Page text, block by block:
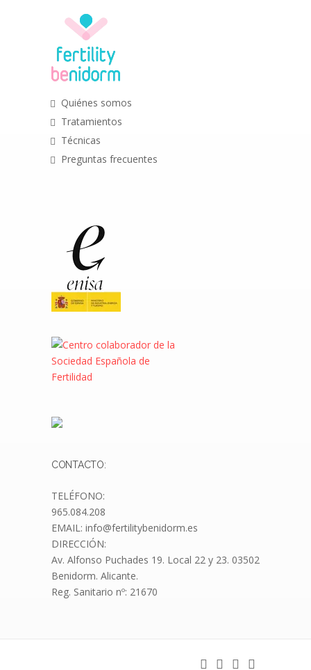
Quiénes somos
Tratamientos
Técnicas
Preguntas frecuentes
CONTACTO:
TELÉFONO:
965.084.208
EMAIL: info@fertilitybenidorm.es
DIRECCIÓN:
Av. Alfonso Puchades 19. Local 22 y 23. 03502
Benidorm. Alicante.
Reg. Sanitario nº: 21670